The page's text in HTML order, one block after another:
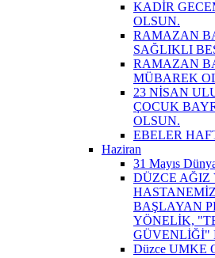
KADİR
OLSUN.
RAMAZAN
SAĞLIKLI
RAMAZAN
MÜBAREK
23 NİSAN
ÇOCUK
OLSUN.
EBELER
Haziran
31 Mayıs
DÜZCE AĞIZ
BAŞLAYAN
YÖNELİK,
GÜVENLİĞİ"
Düzce UMKE